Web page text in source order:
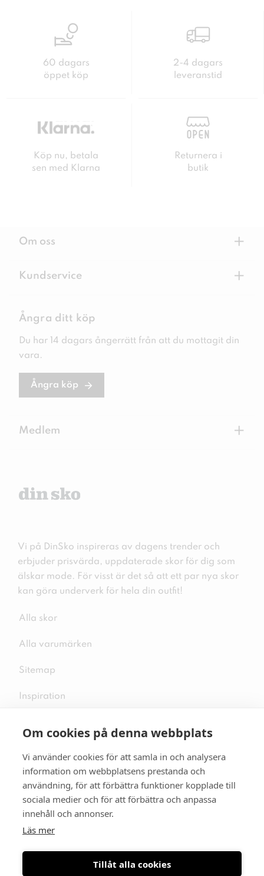
Om cookies på denna webbplats
Vi använder cookies för att samla in och analysera
information om webbplatsens prestanda och
användning, för att förbättra funktioner kopplade till
sociala medier och för att förbättra och anpassa
innehåll och annonser.
Läs mer
Tillåt alla cookies
60 dagars
öppet köp
2-4 dagars
leveranstid
Köp nu, betala
sen med Klarna
Returnera i
butik
Om oss +
Kundservice +
Ångra ditt köp
Du har 14 dagars ångerrätt från att du mottagit din
vara.
Ångra köp
Medlem +
Vi på DinSko inspireras av dagens trender och
erbjuder prisvärda, uppdaterade skor för dig som
älskar mode. För visst är det så att ett par nya skor
kan göra underverk för hela din outfit!
Alla skor
Alla varumärken
Sitemap
Inspiration
Följ oss på sociala medier
Se mer skor: skopunkten.se